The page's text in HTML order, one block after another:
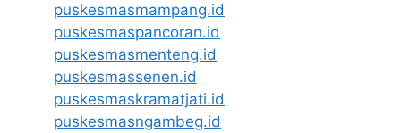
puskesmasmampang.id
puskesmaspancoran.id
puskesmasmenteng.id
puskesmassenen.id
puskesmaskramatjati.id
puskesmasngambeg.id